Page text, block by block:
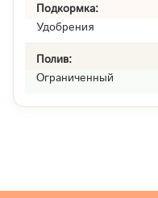
Подкормка:
Удобрения
Полив:
Ограниченный